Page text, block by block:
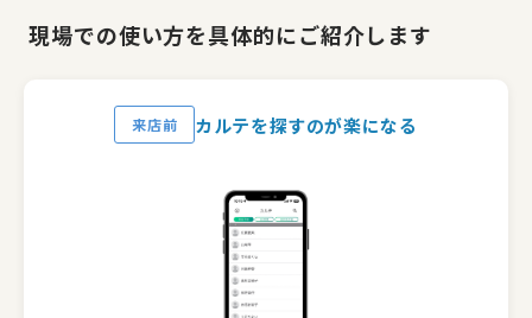
現場での使い方を具体的にご紹介します
来店前 カルテを探すのが楽になる